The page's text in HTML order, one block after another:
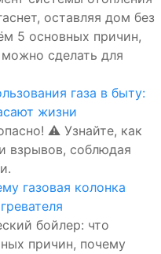
оставляя дом без
5 основных причин,
сделать для
газа в быту:
жизни
⚠️ Узнайте, как
взрывов, соблюдая
газовая колонка
бойлер: что
причин, почему